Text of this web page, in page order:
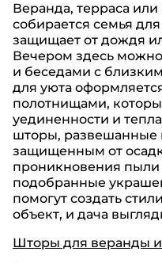
Веранда, терраса
собирается семья
защищает от дождя
Вечером здесь
и беседами с
для уюта
полотнищами,
уединенности и
шторы, развешанные
защищенным от
проникновения
подобранные
помогут создать
объект, и дача
Шторы для веранды